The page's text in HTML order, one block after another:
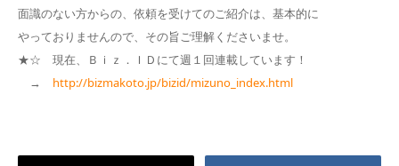
面識のない方からの、依頼を受けてのご紹介は、基本的に
やっておりませんので、その旨ご理解くださいませ。
★☆ 現在、Ｂｉｚ．ＩＤにて週１回連載しています！
→ http://bizmakoto.jp/bizid/mizuno_index.html